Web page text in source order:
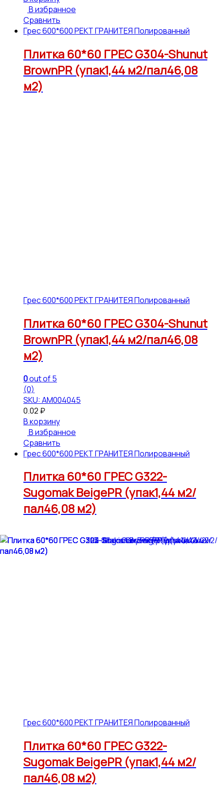
В избранное
Сравнить
Грес 600*600 РЕКТ ГРАНИТЕЯ Полированный
Плитка 60*60 ГРЕС G304-Shunut
BrownPR (упак1,44 м2/пал46,08
м2)
Грес 600*600 РЕКТ ГРАНИТЕЯ Полированный
Плитка 60*60 ГРЕС G304-Shunut
BrownPR (упак1,44 м2/пал46,08
м2)
0out of 5
(0)
SKU: АМ004045
0.02 ₽
В корзину
В избранное
Сравнить
Грес 600*600 РЕКТ ГРАНИТЕЯ Полированный
Плитка 60*60 ГРЕС G322-
Sugomak BeigePR (упак1,44 м2/
пал46,08 м2)
Грес 600*600 РЕКТ ГРАНИТЕЯ Полированный
Плитка 60*60 ГРЕС G322-
Sugomak BeigePR (упак1,44 м2/
пал46,08 м2)